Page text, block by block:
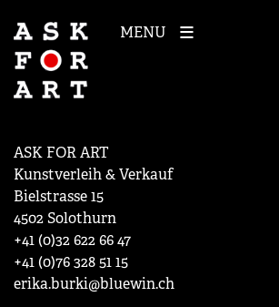
MENU
ASK FOR ART
Kunstverleih & Verkauf
Bielstrasse 15
4502 Solothurn
+41 (0)32 622 66 47
+41 (0)76 328 51 15
erika.burki@bluewin.ch